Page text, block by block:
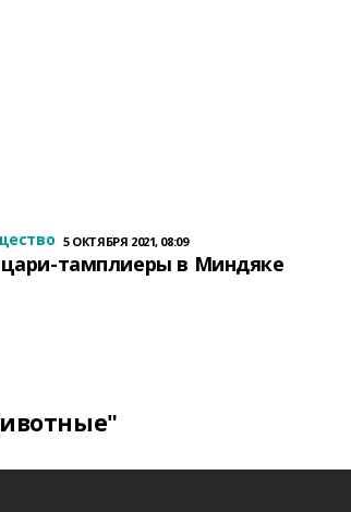
5 ОКТЯБРЯ 2021, 08:09
тамплиеры в Миндяке